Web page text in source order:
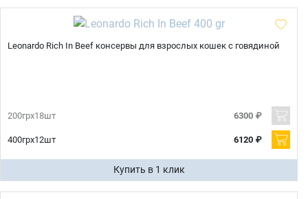
Leonardo Rich In Beef консервы для взрослых кошек с говядиной
200грх18шт 6300 ₽
400грх12шт 6120 ₽
Купить в 1 клик